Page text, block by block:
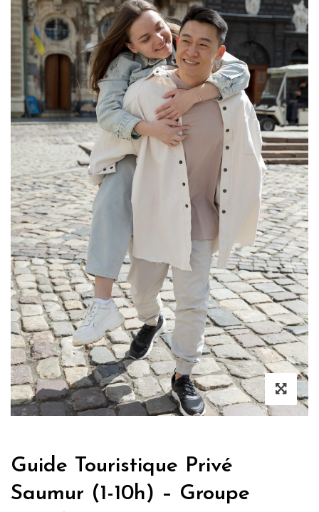
Guide Touristique Privé
Saumur (1-10h) – Groupe